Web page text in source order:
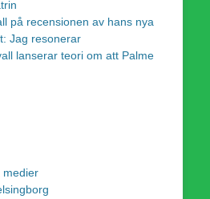
på recensionen av hans nya
Jag resonerar
lanserar teori om att Palme
medier